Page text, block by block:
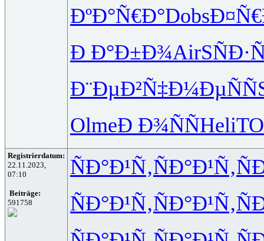
ÐºÐ°Ñ€Ð°Dobs
Ð Ð°Ð±Ð¾AirS
Ð¨ÐµÐ²Ñ‡Ð¼ÐµÑÑ
OlmeÐ Ð¾ÑÑHeli
Registrierdatum:
22.11.2023,
07:10
Beiträge:
591758
ÑÐ°Ð¹Ñ‚ÑÐ°Ð¹Ñ‚
ÑÐ°Ð¹Ñ‚ÑÐ°Ð¹Ñ‚